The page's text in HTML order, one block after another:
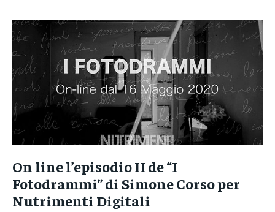
On line l’episodio II de “I
Fotodrammi” di Simone Corso per
Nutrimenti Digitali